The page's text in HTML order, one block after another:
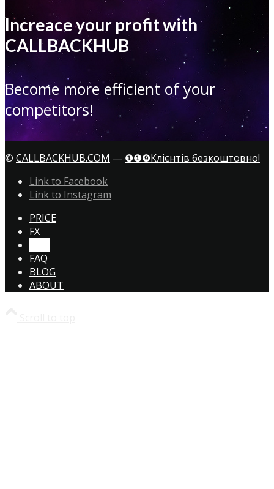
Increace your profit with
CALLBACKHUB
Become more efficient of your
competitors!
© CALLBACKHUB.COM — ❶❶❾Клієнтів безкоштовно!
Link to Facebook
Link to Instagram
PRICE
FX
FAQ
BLOG
ABOUT